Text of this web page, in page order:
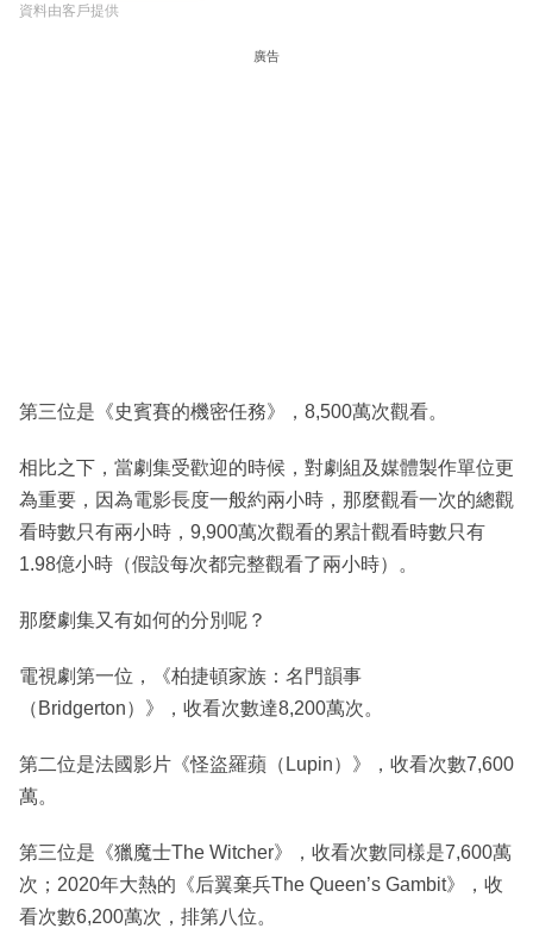
資料由客戶提供
廣告
第三位是《史賓賽的機密任務》，8,500萬次觀看。
相比之下，當劇集受歡迎的時候，對劇組及媒體製作單位更
為重要，因為電影長度一般約兩小時，那麼觀看一次的總觀
看時數只有兩小時，9,900萬次觀看的累計觀看時數只有
1.98億小時（假設每次都完整觀看了兩小時）。
那麼劇集又有如何的分別呢？
電視劇第一位，《柏捷頓家族：名門韻事
（Bridgerton）》，收看次數達8,200萬次。
第二位是法國影片《怪盜羅蘋（Lupin）》，收看次數7,600
萬。
第三位是《獵魔士The Witcher》，收看次數同樣是7,600萬
次；2020年大熱的《后翼棄兵The Queen’s Gambit》，收
看次數6,200萬次，排第八位。